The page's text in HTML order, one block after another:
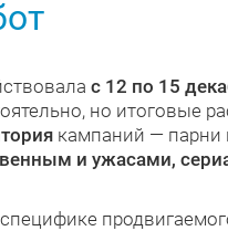
с 12 по 15
но итоговые
кампаний — парни
и ужасами,